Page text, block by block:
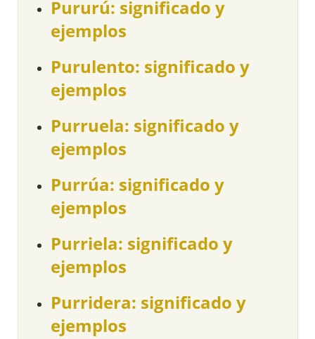
Pururú: significado y
ejemplos
Purulento: significado y
ejemplos
Purruela: significado y
ejemplos
Purrúa: significado y
ejemplos
Purriela: significado y
ejemplos
Purridera: significado y
ejemplos